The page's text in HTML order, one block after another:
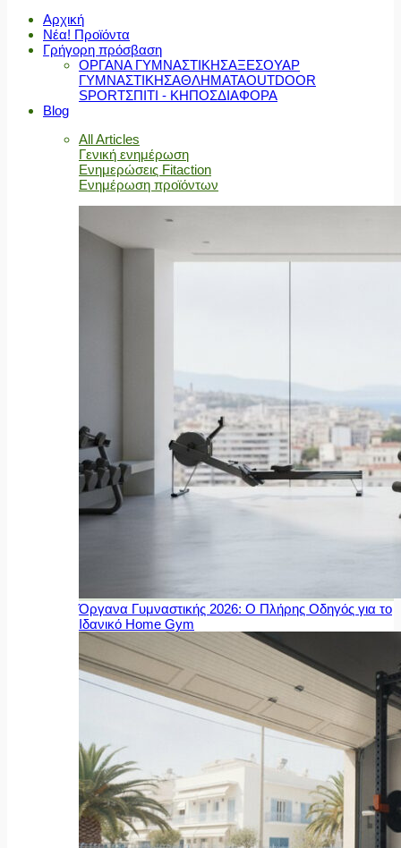
Αρχική
Νέα! Προϊόντα
Γρήγορη πρόσβαση
ΟΡΓΑΝΑ ΓΥΜΝΑΣΤΙΚΗΣΑΞΕΣΟΥΑΡ
ΓΥΜΝΑΣΤΙΚΗΣΑΘΛΗΜΑΤΑOUTDOOR
SPORTΣΠΙΤΙ - ΚΗΠΟΣΔΙΑΦΟΡΑ
Blog
All Articles
Γενική ενημέρωση
Ενημερώσεις Fitaction
Ενημέρωση προϊόντων
Όργανα Γυμναστικής 2026: Ο Πλήρης Οδηγός για το
Ιδανικό Home Gym